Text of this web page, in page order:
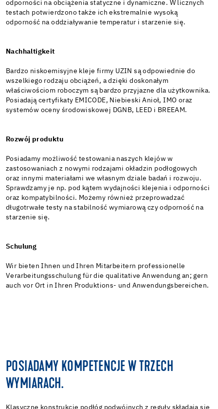
odporności na obciążenia statyczne i dynamiczne. W licznych
testach potwierdzono także ich ekstremalnie wysoką
odporność na oddziaływanie temperatur i starzenie się.
Nachhaltigkeit
Bardzo niskoemisyjne kleje firmy UZIN są odpowiednie do
wszelkiego rodzaju obciążeń, a dzięki doskonałym
właściwościom roboczym są bardzo przyjazne dla użytkownika.
Posiadają certyfikaty EMICODE, Niebieski Anioł, IMO oraz
systemów oceny środowiskowej DGNB, LEED i BR EEAM .
Rozwój produktu
Posiadamy możliwość testowania naszych klejów w
zastosowaniach z nowymi rodzajami okładzin podłogowych
oraz innymi materiałami we własnym dziale badań i rozwoju.
Sprawdzamy je np. pod kątem wydajności klejenia i odporności
oraz kompatybilności. Możemy również przeprowadzać
długotrwałe testy na stabilność wymiarową czy odporność na
starzenie się.
Schulung
Wir bieten Ihnen und Ihren Mitarbeitern professionelle
Verarbeitungsschulung für die qualitative Anwendung an; gern
auch vor Ort in Ihren Produktions- und Anwendungsbereichen.
POSIADAMY KOMPETENCJE W TRZECH
WYMIARACH.
Klasyczne konstrukcje podłóg podwójnych z reguły składają się